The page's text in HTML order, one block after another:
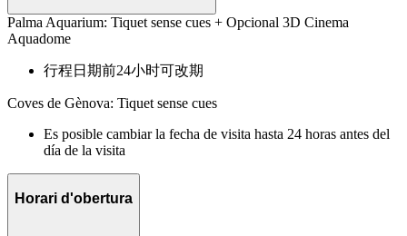
Palma Aquarium: Tiquet sense cues + Opcional 3D Cinema
Aquadome
行程日期前24小时可改期
Coves de Gènova: Tiquet sense cues
Es posible cambiar la fecha de visita hasta 24 horas antes del
día de la visita
Horari d'obertura